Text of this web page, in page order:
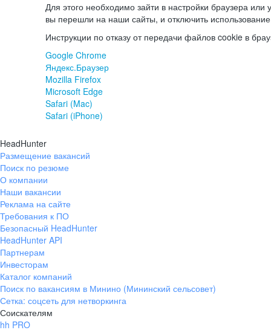
Для этого необходимо зайти в настройки браузера или
вы перешли на наши сайты, и отключить
Инструкции по отказу от передачи файлов cookie в
Google Chrome
Яндекс.Браузер
Mozilla Firefox
Microsoft Edge
Safari (Mac)
Safari (iPhone)
HeadHunter
Размещение вакансий
Поиск по резюме
О компании
Наши вакансии
Реклама на сайте
Требования к ПО
Безопасный HeadHunter
HeadHunter API
Партнерам
Инвесторам
Каталог компаний
Поиск по вакансиям в Минино (Мининский сельсовет)
Сетка: соцсеть для нетворкинга
Соискателям
hh PRO